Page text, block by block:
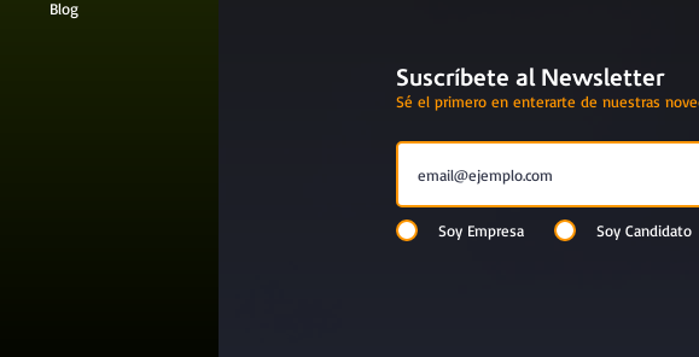
Blog
Suscríbete al Newsletter
Sé el primero en enterarte de nuestras
Soy Empresa Soy Candidato